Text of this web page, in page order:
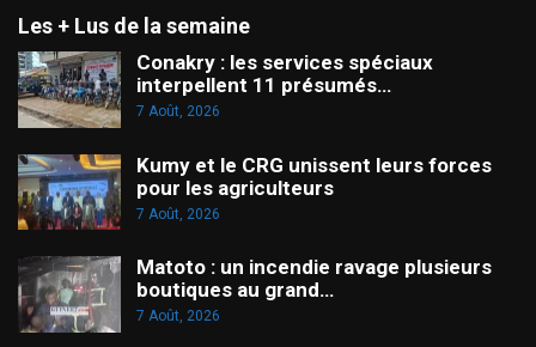
Les + Lus de la semaine
Conakry : les services spéciaux
interpellent 11 présumés…
7 Août, 2026
Kumy et le CRG unissent leurs forces
pour les agriculteurs
7 Août, 2026
Matoto : un incendie ravage plusieurs
boutiques au grand…
7 Août, 2026